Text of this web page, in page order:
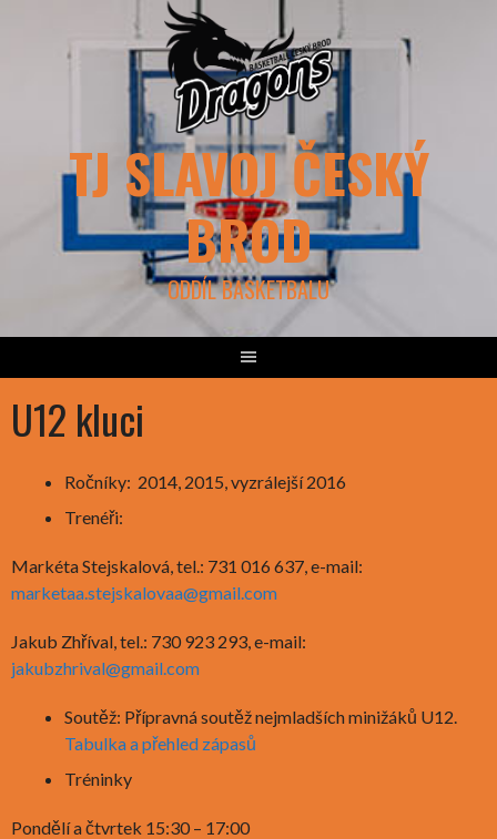
TJ SLAVOJ ČESKÝ
BROD
ODDÍL BASKETBALU
U12 kluci
Ročníky: 2014, 2015, vyzrálejší 2016
Trenéři:
Markéta Stejskalová, tel.: 731 016 637, e-mail:
marketaa.stejskalovaa@gmail.com
Jakub Zhříval, tel.: 730 923 293, e-mail:
jakubzhrival@gmail.com
Soutěž: Přípravná soutěž nejmladších minižáků U12.
Tabulka a přehled zápasů
Tréninky
Pondělí a čtvrtek 15:30 – 17:00